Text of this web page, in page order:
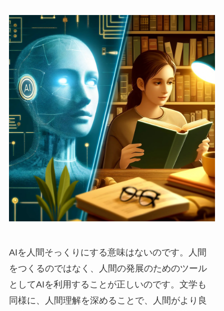
AIを人間そっくりにする意味はないのです。人間
をつくるのではなく、人間の発展のためのツール
としてAIを利用することが正しいのです。文学も
同様に、人間理解を深めることで、人間がより良